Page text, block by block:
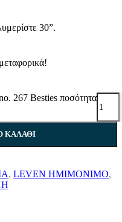
30”.
267 Besties ποσότητα
ΚΑΛΆΘΙ
, LEVEN ΗΜΙΜΟΝΙΜΟ,